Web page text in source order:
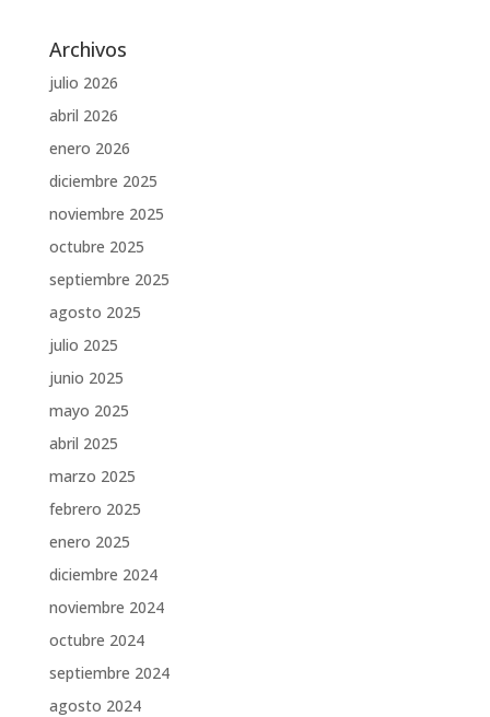
Archivos
julio 2026
abril 2026
enero 2026
diciembre 2025
noviembre 2025
octubre 2025
septiembre 2025
agosto 2025
julio 2025
junio 2025
mayo 2025
abril 2025
marzo 2025
febrero 2025
enero 2025
diciembre 2024
noviembre 2024
octubre 2024
septiembre 2024
agosto 2024